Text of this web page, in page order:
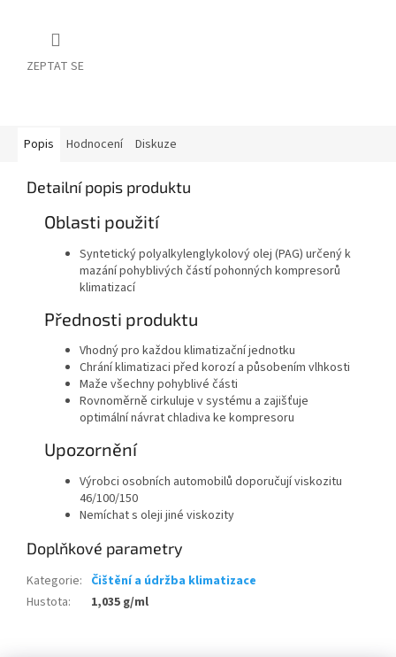
ZEPTAT SE
Popis Hodnocení Diskuze
Detailní popis produktu
Oblasti použití
Syntetický polyalkylenglykolový olej (PAG) určený k
mazání pohyblivých částí pohonných kompresorů
klimatizací
Přednosti produktu
Vhodný pro každou klimatizační jednotku
Chrání klimatizaci před korozí a působením vlhkosti
Maže všechny pohyblivé části
Rovnoměrně cirkuluje v systému a zajišťuje
optimální návrat chladiva ke kompresoru
Upozornění
Výrobci osobních automobilů doporučují viskozitu
46/100/150
Nemíchat s oleji jiné viskozity
Doplňkové parametry
Kategorie: Čištění a údržba klimatizace
Hustota: 1,035 g/ml